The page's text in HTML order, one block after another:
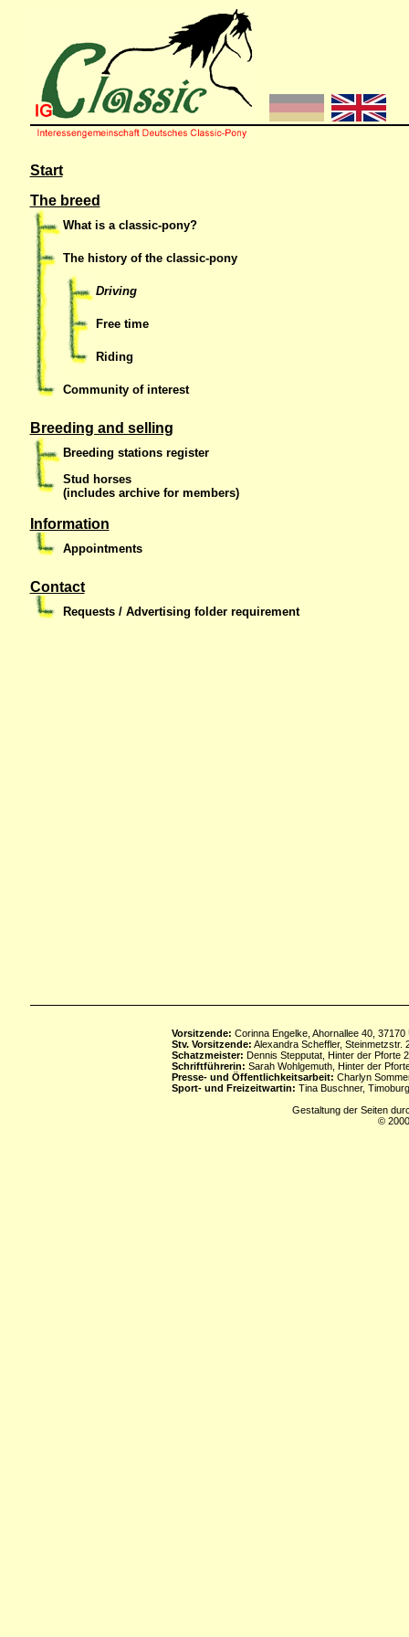
Start
The breed
What is a classic-pony?
The history of the classic-pony
Driving
Free time
Riding
Community of interest
Breeding and selling
Breeding stations register
Stud horses
(includes archive for members)
Information
Appointments
Contact
Requests / Advertising folder requirement
Vorsitzende: Corinna Engelke, Ahornallee 40,
Stv. Vorsitzende: Alexandra Scheffler, Steinmetzstr.
Schatzmeister: Dennis Stepputat, Hinter der Pforte
Schriftführerin: Sarah Wohlgemuth, Hinter der
Presse- und Öffentlichkeitsarbeit: Charlyn
Sport- und Freizeitwartin: Tina Buschner,
Gestaltung der Seiten
©